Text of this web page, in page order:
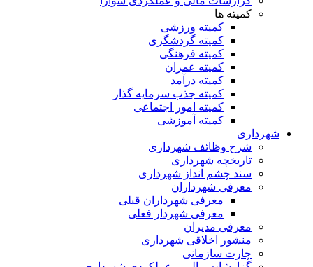
کمیته ها
کمیته ورزشی
کمیته گردشگری
کمیته فرهنگی
کمیته عمران
کمیته درآمد
کمیته جذب سرمایه گذار
کمیته امور اجتماعی
کمیته آموزشی
شهرداری
شرح وظائف شهرداری
تاریخچه شهرداری
سند چشم انداز شهرداری
معرفی شهرداران
معرفی شهرداران قبلی
معرفی شهردار فعلی
معرفی مدیران
منشور اخلاقی شهرداری
چارت سازمانی